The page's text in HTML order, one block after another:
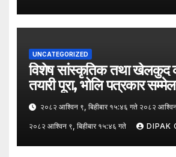
UNCATEGORIZED
विशेष सांस्कृतिक तथा खेलकुद
तयारी पूरा, भोलि पत्रकार
२०८२ आश्विन ९, बिहीबार १५:४६ गते २०८२
२०८२ आश्विन ९, बिहीबार १५:४६ गते DIPAK